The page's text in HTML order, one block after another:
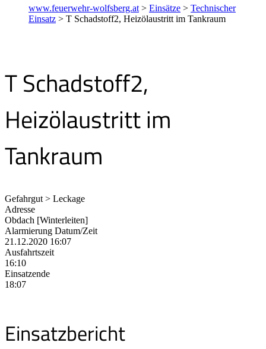
www.feuerwehr-wolfsberg.at > Einsätze > Technischer
Einsatz > T Schadstoff2, Heizölaustritt im Tankraum
T Schadstoff2,
Heizölaustritt im
Tankraum
Gefahrgut > Leckage
Adresse
Obdach [Winterleiten]
Alarmierung Datum/Zeit
21.12.2020 16:07
Ausfahrtszeit
16:10
Einsatzende
18:07
Einsatzbericht